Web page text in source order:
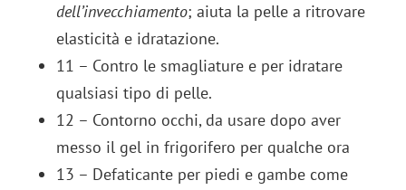
dell’invecchiamento; aiuta la pelle a ritrovare
elasticità e idratazione.
11 – Contro le smagliature e per idratare
qualsiasi tipo di pelle.
12 – Contorno occhi, da usare dopo aver
messo il gel in frigorifero per qualche ora
13 – Defaticante per piedi e gambe come